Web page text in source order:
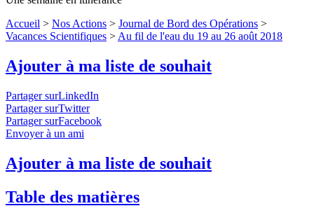
Accueil > Nos Actions > Journal de Bord des Opérations >
Vacances Scientifiques > Au fil de l'eau du 19 au 26 août 2018
Ajouter à ma liste de souhait
Partager surLinkedIn
Partager surTwitter
Partager surFacebook
Envoyer à un ami
Ajouter à ma liste de souhait
Table des matières